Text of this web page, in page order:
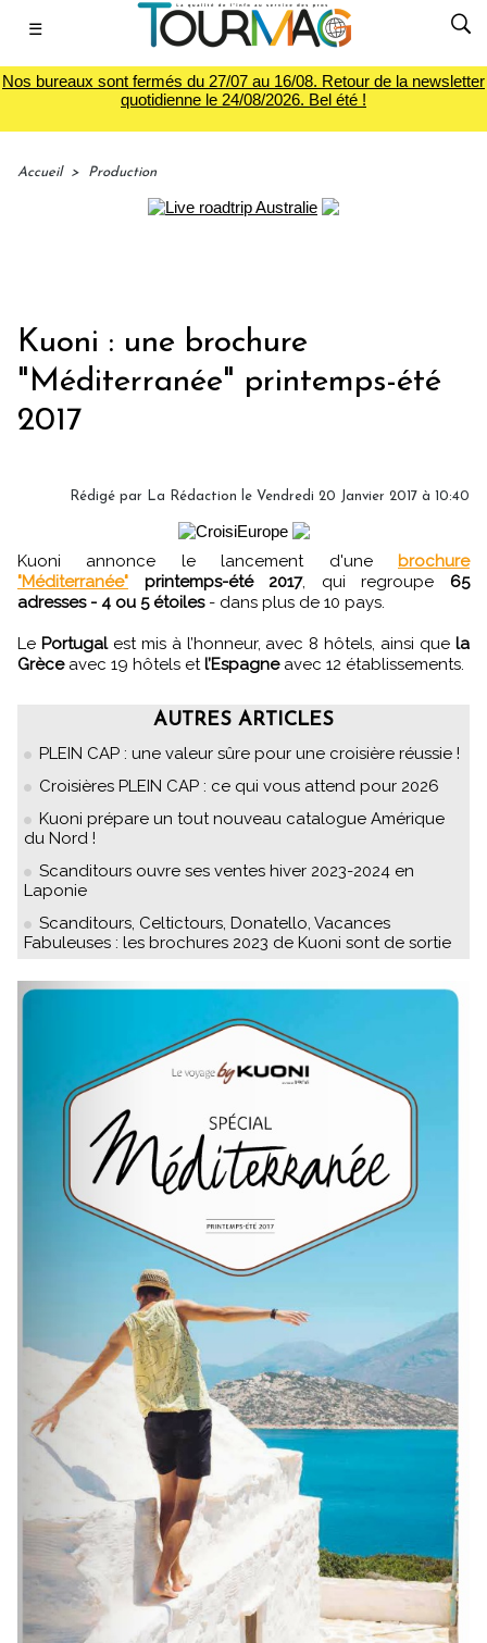
☰
Nos bureaux sont fermés du 27/07 au 16/08. Retour de la newsletter
quotidienne le 24/08/2026. Bel été !
Accueil > Production
Kuoni : une brochure
"Méditerranée" printemps-été
2017
Rédigé par La Rédaction le Vendredi 20 Janvier 2017 à 10:40
Kuoni annonce le lancement d'une brochure
"Méditerranée"
printemps-été 2017, qui regroupe 65
adresses - 4 ou 5 étoiles- dans plus de 10 pays.
Le Portugalest mis à l’honneur, avec 8 hôtels, ainsi quela
Grèceavec 19 hôtels etl’Espagneavec 12 établissements.
AUTRES ARTICLES
PLEIN CAP : une valeur sûre pour une croisière réussie !
Croisières PLEIN CAP : ce qui vous attend pour 2026
Kuoni prépare un tout nouveau catalogue Amérique
du Nord !
Scanditours ouvre ses ventes hiver 2023-2024 en
Laponie
Scanditours, Celtictours, Donatello, Vacances
Fabuleuses : les brochures 2023 de Kuoni sont de sortie